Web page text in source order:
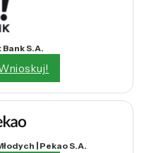
Bank S.A.
| Pekao S.A.